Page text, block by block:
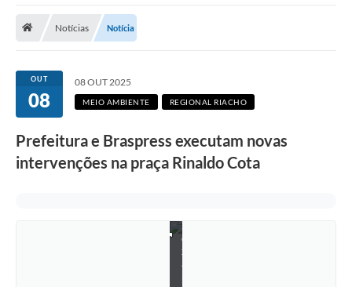
Notícias Notícia
OUT
08
08 OUT 2025
MEIO AMBIENTE REGIONAL RIACHO
Prefeitura e Braspress executam novas
intervenções na praça Rinaldo Cota
o
t
:
B
r
e
x
a